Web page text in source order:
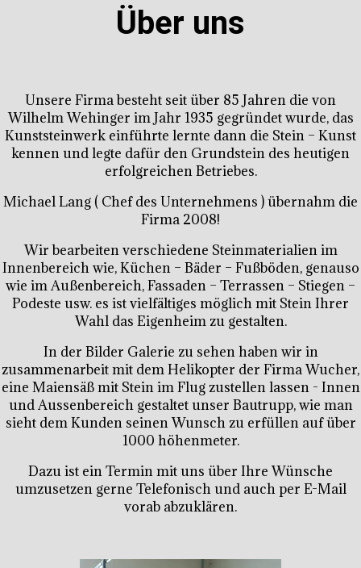
Über uns
Unsere Firma besteht seit über 85 Jahren die von
Wilhelm Wehinger im Jahr 1935 gegründet wurde, das
Kunststeinwerk einführte lernte dann die Stein – Kunst
kennen und legte dafür den Grundstein des heutigen
erfolgreichen Betriebes.
Michael Lang ( Chef des Unternehmens ) übernahm die
Firma 2008!
Wir bearbeiten verschiedene Steinmaterialien im
Innenbereich wie, Küchen – Bäder – Fußböden, genauso
wie im Außenbereich, Fassaden – Terrassen – Stiegen –
Podeste usw. es ist vielfältiges möglich mit Stein Ihrer
Wahl das Eigenheim zu gestalten.
In der Bilder Galerie zu sehen haben wir in
zusammenarbeit mit dem Helikopter der Firma Wucher,
eine Maiensäß mit Stein im Flug zustellen lassen - Innen
und Aussenbereich gestaltet unser Bautrupp, wie man
sieht dem Kunden seinen Wunsch zu erfüllen auf über
1000 höhenmeter.
Dazu ist ein Termin mit uns über Ihre Wünsche
umzusetzen gerne Telefonisch und auch per E-Mail
vorab abzuklären.